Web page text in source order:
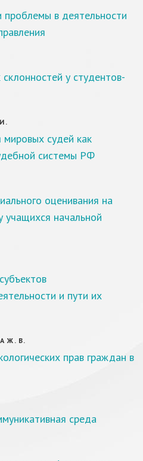
в деятельности
у студентов-
мировых судей как
системы РФ
оценивания на
начальной
и пути их
Ж. В.
прав граждан в
среда